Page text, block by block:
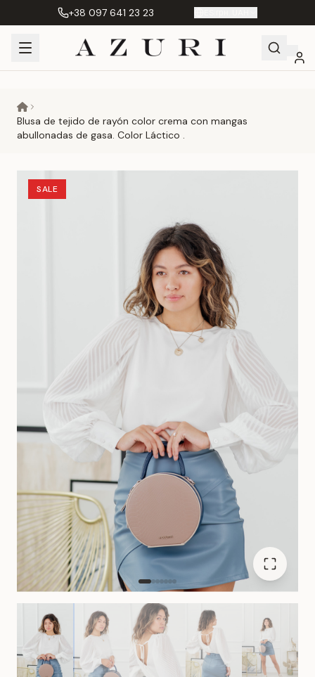
+38 097 641 23 23
Blusa de tejido de rayón color crema con mangas
abullonadas de gasa. Color Láctico .
SALE